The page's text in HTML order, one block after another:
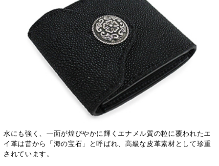
水にも強く、一面が煌びやかに輝くエナメル質の粒に覆われたエ
イ革は昔から「海の宝石」と呼ばれ、高級な皮革素材として珍重
されています。